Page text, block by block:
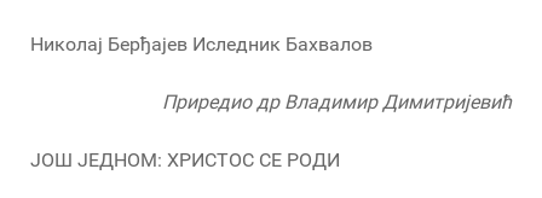
Николај Берђајев Иследник Бахвалов
Приредио др Владимир Димитријевић
ЈОШ ЈЕДНОМ: ХРИСТОС СЕ РОДИ